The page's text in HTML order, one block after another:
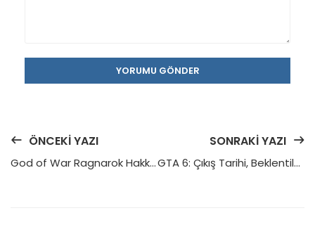
YORUMU GÖNDER
ÖNCEKI YAZI
God of War Ragnarok Hakkında Her Şey
SONRAKI YAZI
GTA 6: Çıkış Tarihi, Beklentiler ve Yeni Özellikler